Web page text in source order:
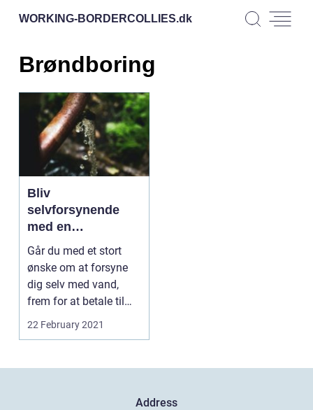
WORKING-BORDERCOLLIES.dk
Brøndboring
Bliv
selvforsynende
med en
professionel
brøndboring
Går du med et stort
ønske om at forsyne
dig selv med vand,
frem for at betale til
det lokale forsyni...
22 February 2021
Address